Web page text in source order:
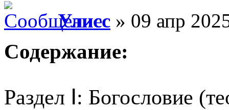
Улисс » 09 апр
Содержание:
Раздел Ⅰ: Богословие